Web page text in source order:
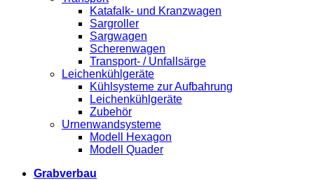
Katafalk- und Kranzwagen
Sargroller
Sargwagen
Scherenwagen
Transport- / Unfallsärge
Leichenkühlgeräte
Kühlsysteme zur Aufbahrung
Leichenkühlgeräte
Zubehör
Urnenwandsysteme
Modell Hexagon
Modell Quader
Grabverbau